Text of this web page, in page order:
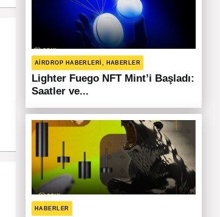
AIRDROP HABERLERI, HABERLER
Lighter Fuego NFT Mint’i Başladı:
Saatler ve...
HABERLER